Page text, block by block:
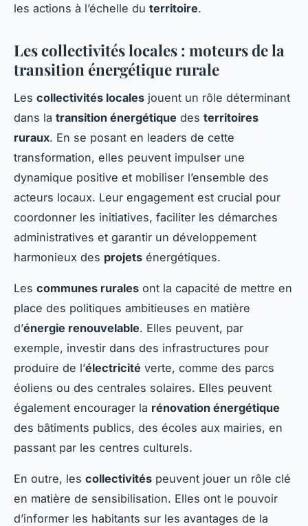
les actions à l’échelle du territoire.
Les collectivités locales : moteurs de la
transition énergétique rurale
Les collectivités locales jouent un rôle déterminant
dans la transition énergétique des territoires
ruraux. En se posant en leaders de cette
transformation, elles peuvent impulser une
dynamique positive et mobiliser l’ensemble des
acteurs locaux. Leur engagement est crucial pour
coordonner les initiatives, faciliter les démarches
administratives et garantir un développement
harmonieux des projets énergétiques.
Les communes rurales ont la capacité de mettre en
place des politiques ambitieuses en matière
d’énergie renouvelable. Elles peuvent, par
exemple, investir dans des infrastructures pour
produire de l’électricité verte, comme des parcs
éoliens ou des centrales solaires. Elles peuvent
également encourager la rénovation énergétique
des bâtiments publics, des écoles aux mairies, en
passant par les centres culturels.
En outre, les collectivités peuvent jouer un rôle clé
en matière de sensibilisation. Elles ont le pouvoir
d’informer les habitants sur les avantages de la